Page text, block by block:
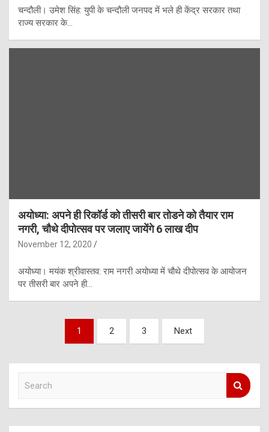
चन्दौली। उमेश सिंह: युपी के चन्दौली जनपद में भले ही केंद्र सरकार तथा
राज्य सरकार के…
अयोध्या: अपने ही रिकॉर्ड को तीसरी बार तोडने को तैयार राम
नगरी, चौथे दीपोत्सव पर जलाए जायेंगे 6 लाख दीप
November 12, 2020
अयोध्या। मयंक श्रीवास्तव: राम नगरी अयोध्या में चौथे दीपोत्सव के आयोजन
पर तीसरी बार अपने ही…
pagination
1 2 3 Next
c